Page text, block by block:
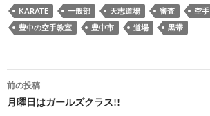
KARATE 一般部 天志道場 審査 空手
豊中の空手教室
豊中市 道場 黒帯
投
稿
前の投稿
月曜日はガールズクラス!!